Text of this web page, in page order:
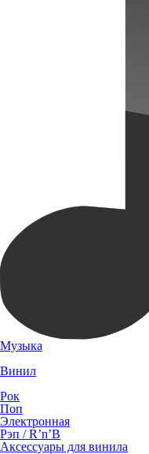
Музыка
Винил
Рок
Поп
Электронная
Рэп / R’n’B
Аксессуары для винила